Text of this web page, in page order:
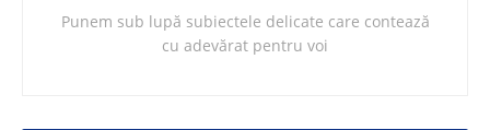
Punem sub lupă subiectele delicate care contează
cu adevărat pentru voi